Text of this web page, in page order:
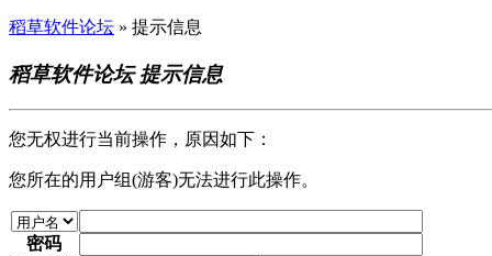
稻草软件论坛 » 提示信息
稻草软件论坛 提示信息
您无权进行当前操作，原因如下：
您所在的用户组(游客)无法进行此操作。
密码